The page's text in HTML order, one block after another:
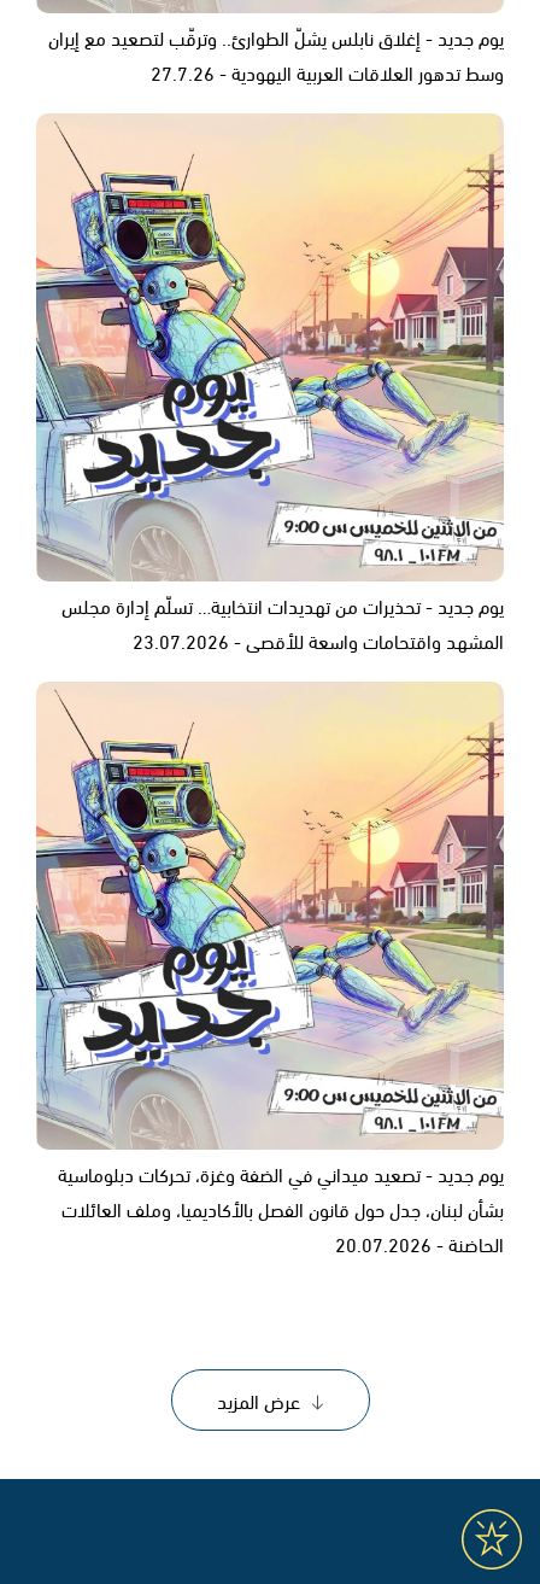
يوم جديد - إغلاق نابلس يشلّ الطوارئ.. وترقّب لتصعيد مع إيران
وسط تدهور العلاقات العربية اليهودية - 27.7.26
يوم جديد - تحذيرات من تهديدات انتخابية… تسلّم إدارة مجلس
المشهد واقتحامات واسعة للأقصى - 23.07.2026
يوم جديد - تصعيد ميداني في الضفة وغزة، تحركات دبلوماسية
بشأن لبنان، جدل حول قانون الفصل بالأكاديميا، وملف العائلات
الحاضنة - 20.07.2026
عرض المزيد